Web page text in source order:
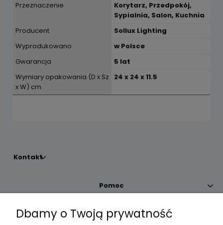
Przeznaczenie
Korytarz, Przedpokój,
Sypialnia, Salon, Kuchnia
Producent
Sollux Lighting
Wyprodukowano
w Polsce
Gwarancja
5 lat
Wymiary opakowania (D x Sz
x W) cm
24 x 24 x 11.5
Kontakt
Pomoc
Moje konto
Dbamy o Twoją prywatność